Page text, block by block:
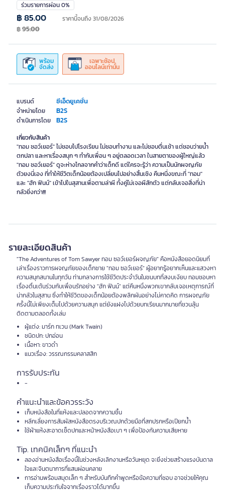
แบรนด์ ซีเอ็ดยูเคชั่น
จำหน่ายโดย B2S
ดำเนินการโดย B2S
ร่วมรายการผ่อน 0%
พร้อม
จัดส่ง
เฉพาะช้อป
ออนไลน์เท่านั้น
฿ 85.00 ราคานี้จนถึง 31/08/2026
฿95.00
เกี่ยวกับสินค้า
"ทอม ซอว์เยอร์" ไม่ชอบไปโรงเรียน ไม่ชอบทำงาน และไม่ชอบตื่นเช้า แต่ชอบว่ายน้ำ
ตกปลา และหาเรื่องสนุก ๆ ทำกับเพื่อน ๆ อยู่ตลอดเวลา ในสายตาของผู้ใหญ่แล้ว
"ทอม ซอว์เยอร์" ดูจะห่างไกลจากคำว่าเด็กดี แต่ใครจะรู้ว่า ความเป็นนักผจญภัย
ตัวยงนี่เอง ที่ทำให้ชีวิตเด็กน้อยต้องเปลี่ยนไปอย่างสิ้นเชิง คืนหนึ่งขณะที่ "ทอม"
และ "ฮัก ฟินน์" เข้าไปในสุสานเพื่อตามล่าผี ทั้งคู่ไม่เจอผีสักตัว แต่กลับเจอสิ่งที่น่า
รายละเอียดสินค้า
"The Adventures of Tom Sawyer ทอม ซอว์เยอร์ผจญภัย" คือหนังสือยอดนิยมที่
เล่าเรื่องราวการผจญภัยของเด็กชาย "ทอม ซอว์เยอร์" ผู้อยากรู้อยากเห็นและแสวงหา
ความสนุกสนานในทุกวัน ท่ามกลางการใช้ชีวิตประจำวันในชนบทที่สงบเงียบ ทอมชอบหา
เรื่องตื่นเต้นร่วมกับเพื่อนรักอย่าง "ฮัก ฟินน์" แต่คืนหนึ่งพวกเขากลับเจอเหตุการณ์ที่
น่ากลัวในสุสาน ซึ่งทำให้ชีวิตของเด็กน้อยต้องพลิกผันอย่างไม่คาดคิด การผจญภัย
ครั้งนี้ไม่เพียงเต็มไปด้วยความสนุก แต่ยังแฝงไปด้วยบทเรียนมากมายที่ชวนลุ้น
ติดตามตลอดทั้งเล่ม
ผู้แต่ง: มาร์ก ทเวน (Mark Twain)
ชนิดปก: ปกอ่อน
เนื้อหา: ขาวดำ
แนวเรื่อง: วรรณกรรมคลาสสิก
การรับประกัน
-
คำแนะนำและข้อควรระวัง
เก็บหนังสือในที่แห้งและปลอดจากความชื้น
หลีกเลี่ยงการสัมผัสหนังสือตรงบริเวณปกด้วยมือที่สกปรกหรือเปียกน้ำ
ใช้ผ้าแห้งสะอาดเช็ดปกและหน้าหนังสือเบา ๆ เพื่อป้องกันความเสียหาย
Tip. เทคนิคเล็กๆ ที่แนะนำ
ลองอ่านหนังสือเรื่องนี้ในช่วงหลังเลิกงานหรือวันหยุด จะยิ่งช่วยสร้างแรงบันดาล
ใจและจินตนาการที่แสนผ่อนคลาย
การอ่านพร้อมสมุดเล็ก ๆ สำหรับบันทึกคำพูดหรือข้อความที่ชอบ อาจช่วยให้คุณ
เก็บความประทับใจจากเรื่องราวได้มากขึ้น